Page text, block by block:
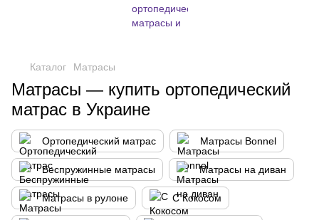
Каталог Матрасы
Матрасы — купить ортопедический
матрас в Украине
Ортопедический матрас Матрасы Bonnel
Беспружинные матрасы Матрасы на диван
Матрасы в рулоне С Кокосом